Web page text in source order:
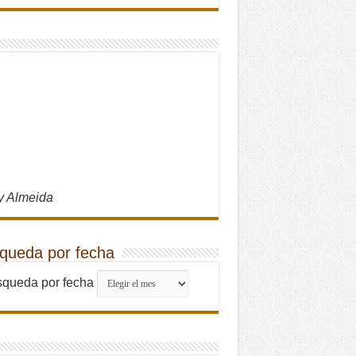
Almeida
por fecha
por fecha